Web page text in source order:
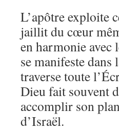
L’apôtre exploite
jaillit du cœur
en harmonie avec
se manifeste
traverse toute
Dieu fait souvent
accomplir son
d’Israël.